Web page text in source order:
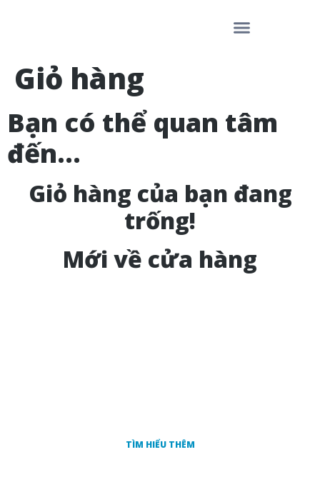
Giỏ hàng
Bạn có thể quan tâm
đến…
Giỏ hàng của bạn đang
trống!
Mới về cửa hàng
TÌM HIỂU THÊM